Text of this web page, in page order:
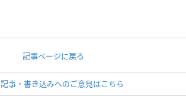
記事ページに戻る
記事・書き込みへのご意見はこちら